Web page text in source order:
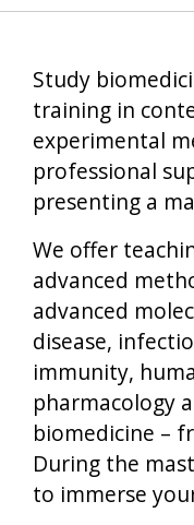
Study
training in
experimental
professional
presenting a
We offer
advanced
advanced
disease,
immunity,
pharmacology
biomedicine –
During the
to immerse